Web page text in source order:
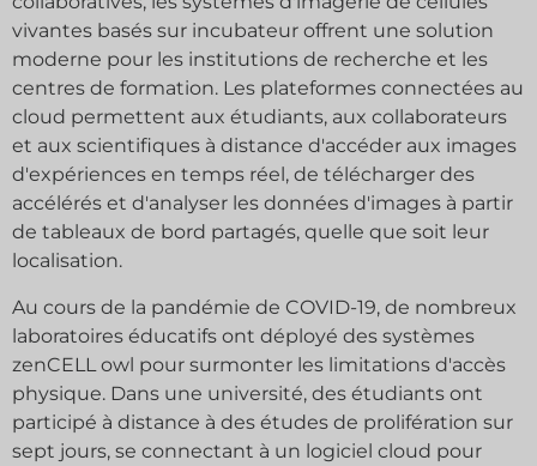
vivantes basés sur incubateur offrent une solution
moderne pour les institutions de recherche et les
centres de formation. Les plateformes connectées au
cloud permettent aux étudiants, aux collaborateurs
et aux scientifiques à distance d'accéder aux images
d'expériences en temps réel, de télécharger des
accélérés et d'analyser les données d'images à partir
de tableaux de bord partagés, quelle que soit leur
localisation.
Au cours de la pandémie de COVID-19, de nombreux
laboratoires éducatifs ont déployé des systèmes
zenCELL owl pour surmonter les limitations d'accès
physique. Dans une université, des étudiants ont
participé à distance à des études de prolifération sur
sept jours, se connectant à un logiciel cloud pour